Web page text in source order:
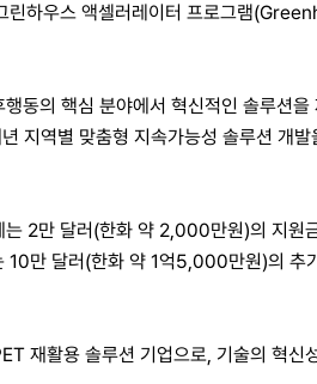
린하우스 액셀러레이터 프로그램
동의 핵심 분야에서 혁신적인 솔루션을
지역별 맞춤형 지속가능성 솔루션 개
2만 달러(한화 약 2,000만원)의 지원
10만 달러(한화 약 1억5,000만원)의 추
재활용 솔루션 기업으로, 기술의 혁신